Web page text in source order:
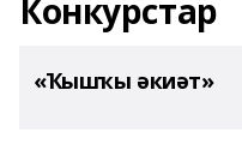
Конкурстар
«Ҡышҡы әкиәт»